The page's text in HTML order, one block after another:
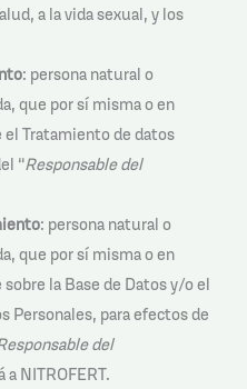
a la vida sexual, y los
: persona natural o
que por sí misma o en
Tratamiento de datos
“Responsable del
: persona natural o
que por sí misma o en
la Base de Datos y/o el
Personales, para efectos de
del
a NITROFERT.